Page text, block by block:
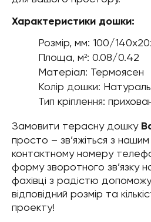
Характеристики дошки:
Розмір, мм: 100/
Площа, м²: 0.08/0.42
Матеріал: Термоясен
Колір дошки:
Тип кріплення:
Замовити терасну дошку
просто – зв’яжіться з
контактному номеру
форму зворотного зв’язку
фахівці з радістю
відповідний розмір та
проекту!